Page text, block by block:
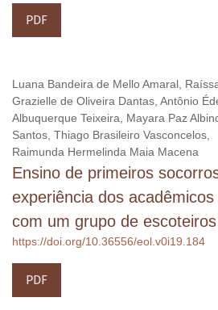
PDF
Luana Bandeira de Mello Amaral,
Grazielle de Oliveira Dantas, Antônio
Albuquerque Teixeira, Mayara Paz
Santos, Thiago Brasileiro Vasconcelos,
Raimunda Hermelinda Maia Macena
Ensino de primeiros
experiência dos
com um grupo de escoteiros
https://doi.org/10.36556/eol.v0i19.184
PDF